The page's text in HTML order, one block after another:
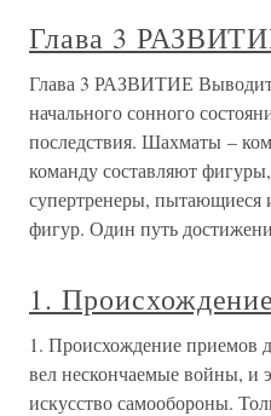
Глава 3
Глава 3 РАЗВИТИЕ
начального сонного
последствия. Шахматы –
команду составляют
супертренеры, пытающиеся
фигур. Один путь
1.
1. Происхождение приемов
вел нескончаемые войны, и
искусство самообороны.